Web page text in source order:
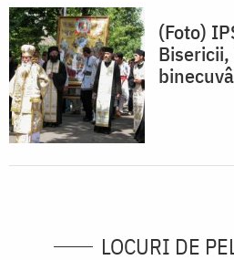
(Foto)
LOCURI DE